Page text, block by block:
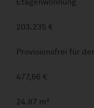
203.235 €
Provisionsfrei für
477,66 €
24.87 m²